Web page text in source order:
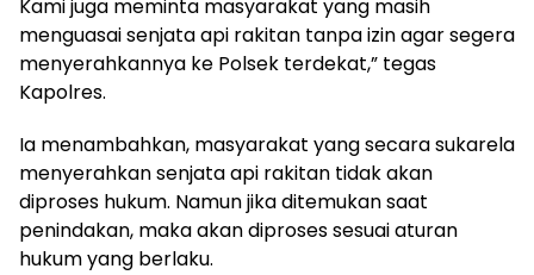
Kami juga meminta masyarakat yang masih
menguasai senjata api rakitan tanpa izin agar segera
menyerahkannya ke Polsek terdekat,” tegas
Kapolres.
Ia menambahkan, masyarakat yang secara sukarela
menyerahkan senjata api rakitan tidak akan
diproses hukum. Namun jika ditemukan saat
penindakan, maka akan diproses sesuai aturan
hukum yang berlaku.